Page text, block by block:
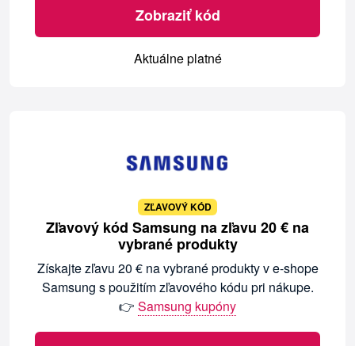
Zobraziť kód
Aktuálne platné
ZĽAVOVÝ KÓD
Zľavový kód Samsung na zľavu 20 € na
vybrané produkty
Získajte zľavu 20 € na vybrané produkty v e-shope
Samsung s použitím zľavového kódu pri nákupe.
👉 Samsung kupóny